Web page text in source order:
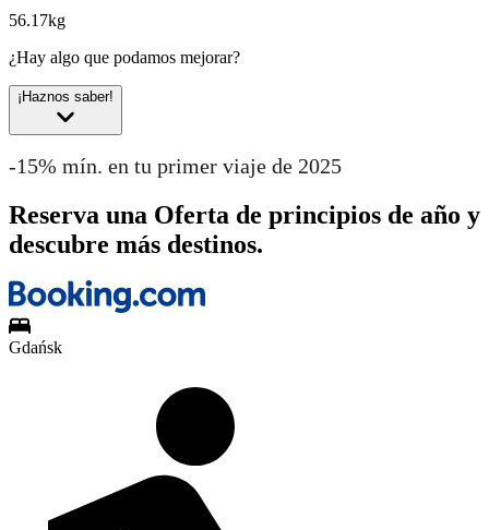
56.17kg
¿Hay algo que podamos mejorar?
¡Haznos saber!
-15% mín. en tu primer viaje de 2025
Reserva una Oferta de principios de año y
descubre más destinos.
Gdańsk